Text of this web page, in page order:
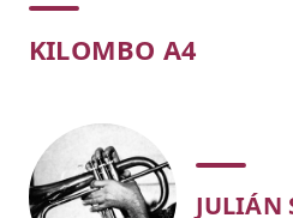
Concert
KILOMBO A4
JULIÁN